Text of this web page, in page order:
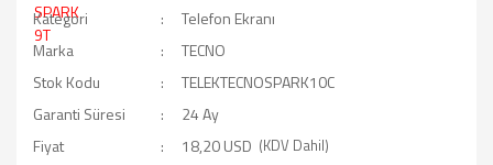
Kategori
Telefon Ekranı
Marka
TECNO
Stok Kodu
TELEKTECNOSPARK10C
Garanti Süresi
24 Ay
Fiyat
18,20 USD (KDV Dahil)